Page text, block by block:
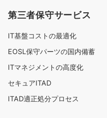
第三者保守サービス
IT基盤コストの最適化
EOSL保守パーツの国内備蓄
ITマネジメントの高度化
セキュアITAD
ITAD適正処分プロセス